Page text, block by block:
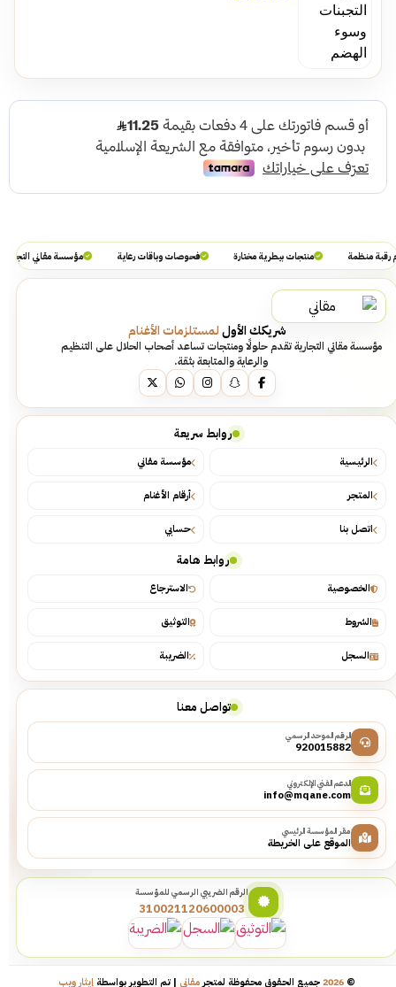
منظمة منتجات بيطرية مختارة فحوصات وباقات رعاية مؤسسة مقاني التجارية
شريكك الأوللمستلزمات الأغنام
مؤسسة مقاني التجارية تقدم حلولًا ومنتجات تساعد أصحاب الحلال على التنظيم
والرعاية والمتابعة بثقة.
روابط سريعة
الرئيسية مؤسسة مقاني
المتجر أرقام الأغنام
اتصل بنا حسابي
روابط هامة
الخصوصية الاسترجاع
الشروط التوثيق
السجل الضريبة
تواصل معنا
الرقم الموحد الرسمي
920015882
الدعم الفني الإلكتروني
info@mqane.com
مقر المؤسسة الرئيسي
الموقع على الخريطة
الرقم الضريبي الرسمي للمؤسسة
310021120600003
©
2026جميع الحقوق محفوظة لمتجر مقاني | تم التطوير بواسطة إيثار ويب